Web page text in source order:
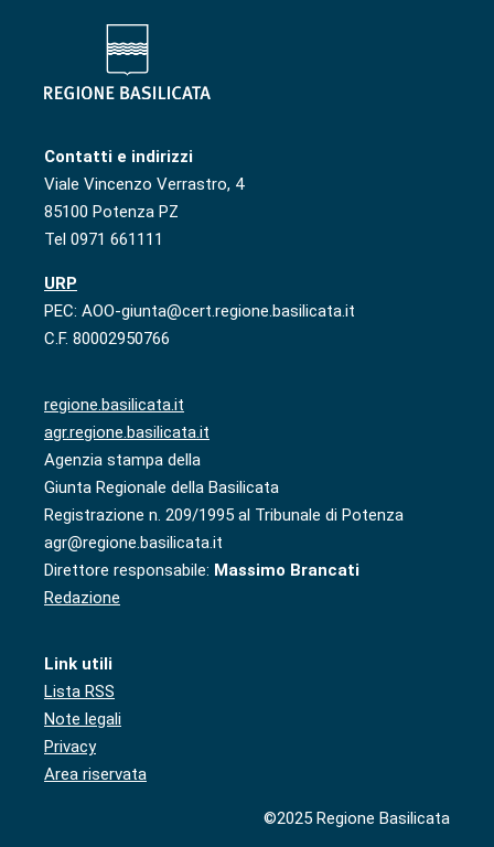
Contatti e indirizzi
Viale Vincenzo Verrastro, 4
85100 Potenza PZ
Tel 0971 661111
URP
PEC: AOO-giunta@cert.regione.basilicata.it
C.F. 80002950766
regione.basilicata.it
agr.regione.basilicata.it
Agenzia stampa della
Giunta Regionale della Basilicata
Registrazione n. 209/1995 al Tribunale di Potenza
agr@regione.basilicata.it
Direttore responsabile: Massimo Brancati
Redazione
Link utili
Lista RSS
Note legali
Privacy
Area riservata
©2025 Regione Basilicata